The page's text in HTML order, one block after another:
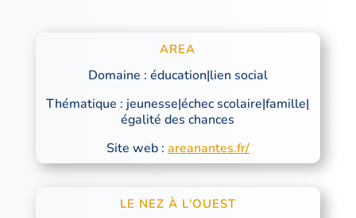
AREA
Domaine : éducation|lien social
Thématique : jeunesse|échec scolaire|famille|
égalité des chances
Site web : areanantes.fr/
LE NEZ À L'OUEST